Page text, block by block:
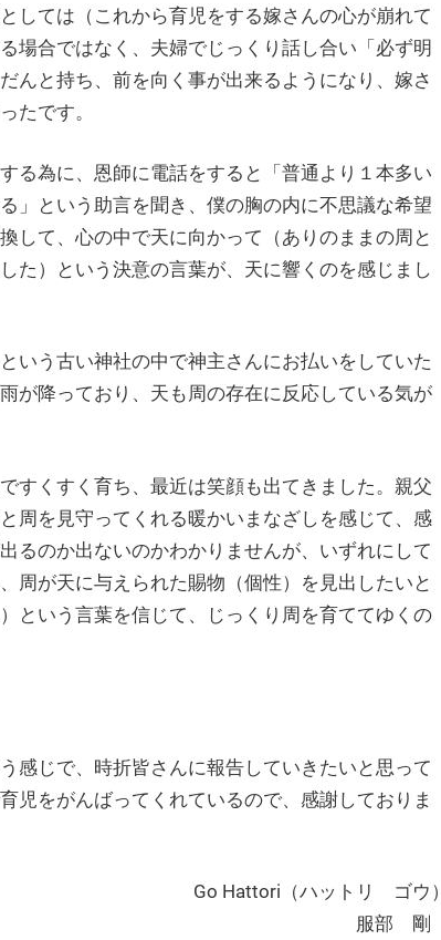
しては（これから育児をする嫁さんの心が崩れて
場合ではなく、夫婦でじっくり話し合い「必ず明
んと持ち、前を向く事が出来るようになり、嫁さ
ったです。
る為に、恩師に電話をすると「普通より１本多い
」という助言を聞き、僕の胸の内に不思議な希望
して、心の中で天に向かって（ありのままの周と
た）という決意の言葉が、天に響くのを感じまし
いう古い神社の中で神主さんにお払いをしていた
が降っており、天も周の存在に反応している気が
すくすく育ち、最近は笑顔も出てきました。親父
周を見守ってくれる暖かいまなざしを感じて、感
るのか出ないのかわかりませんが、いずれにして
周が天に与えられた賜物（個性）を見出したいと
という言葉を信じて、じっくり周を育ててゆくの
感じで、時折皆さんに報告していきたいと思って
児をがんばってくれているので、感謝しておりま
Go Hattori（ハットリ ゴウ）
服部 剛